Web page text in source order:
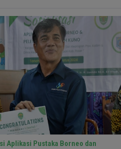
Aplikasi Pustaka Borneo dan